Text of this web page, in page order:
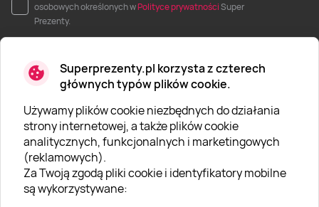
Superprezenty.pl korzysta z czterech
głównych typów plików cookie.
Używamy plików cookie niezbędnych do działania
strony internetowej, a także plików cookie
analitycznych, funkcjonalnych i marketingowych
(reklamowych).
Za Twoją zgodą pliki cookie i identyfikatory mobilne
są wykorzystywane:
osobowych określonych wPolityce prywatnościSuper
Prezenty.
O SUPERPREZENTY
O nas
Aktualności
Kariera w Super Prezentach